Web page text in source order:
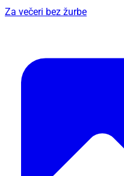
Za večeri bez žurbe